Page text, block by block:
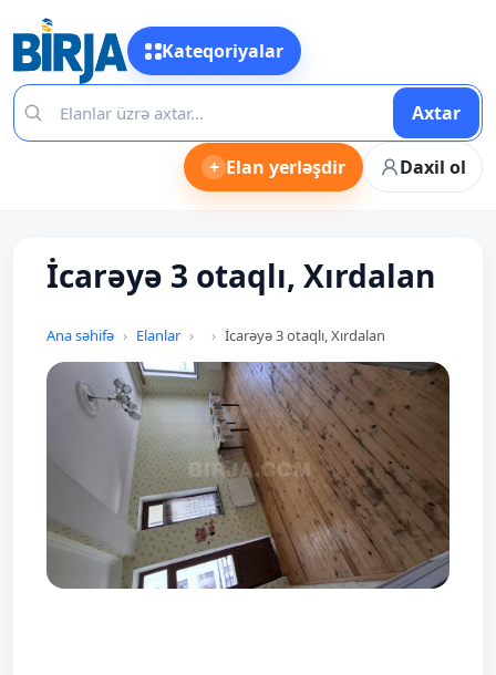
Kateqoriyalar
Axtar
+ Elan yerləşdir Daxil ol
İcarəyə 3 otaqlı, Xırdalan
Ana səhifə Elanlar İcarəyə 3 otaqlı, Xırdalan